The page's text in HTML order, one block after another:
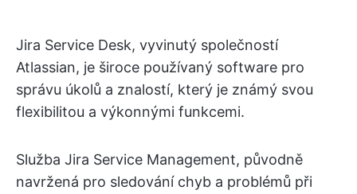
Jira Service Desk, vyvinutý společností
Atlassian, je široce používaný software pro
správu úkolů a znalostí, který je známý svou
flexibilitou a výkonnými funkcemi.
Služba Jira Service Management, původně
navržená pro sledování chyb a problémů při